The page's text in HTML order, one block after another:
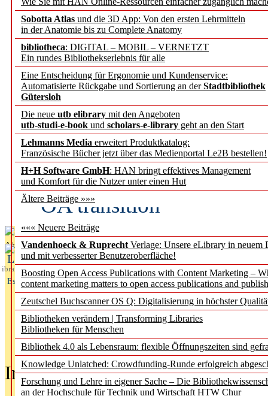
Sobotta Atlas und die 3D App: Von den ersten Lehrmitteln
in der Anatomie bis zu Complete Anatomy
bibliotheca: DIGITAL – MOBIL – VERNETZT
Ein rundes Bibliothekserlebnis für alle
Eine Entscheidung für Ergonomie und Kundenservice:
Automatisierte Rückgabe und Sortierung an derStadtbibliothek
Gütersloh
Die neue utb elibrary mit den Angeboten
utb-studi-e-book und scholars-e-library geht an den Start
Lehmanns Media erweitert Produktkatalog:
Französische Bücher jetzt über das Medienportal Le2B bestellen!
H+H Software GmbH: HAN bringt effektives Management
und Komfort für die Nutzer unter einen Hut
Ältere Beiträge »»»
««« Neuere Beiträge
Vandenhoeck & Ruprecht Verlage: Unsere eLibrary in neuem
und mit verbesserter Benutzeroberfläche!
Boosting Open Access Publications with Content Marketing –
content marketing matters to open access publications and
Zeutschel Buchscanner OS Q: Digitalisierung in höchster
Bibliotheken verändern | Transforming Libraries
Bibliotheken für Menschen
Bibliothek 4.0 als Lebensraum: flexible Öffnungszeiten sind
Knowledge Unlatched: Crowdfunding-Runde erfolgreich
Forschung und Lehre in eigener Sache – Die
an der Hochschule für Technik und Wirtschaft HTW Chur
jedem Experiment
DFG setzt Förderung
FAIRmat fort
Bayerns digitale
Schulwandbilder aus
Fifth Open Access
transformative
OA transition
Aktuelles aus
L
ibrary
Essentials
In der Ausgabe05/2026(Juni/Juli